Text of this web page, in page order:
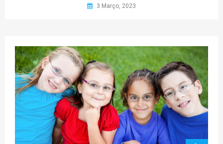
3 Março, 2023